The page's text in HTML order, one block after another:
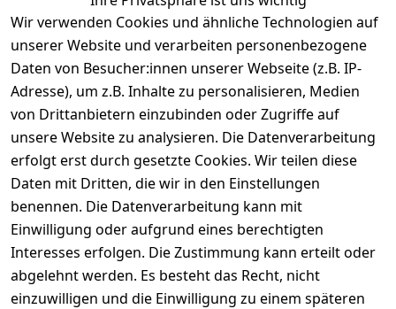
Wir verwenden Cookies und ähnliche Technologien auf
unserer Website und verarbeiten personenbezogene
Daten von Besucher:innen unserer Webseite (z.B. IP-
Adresse), um z.B. Inhalte zu personalisieren, Medien
von Drittanbietern einzubinden oder Zugriffe auf
unsere Website zu analysieren. Die Datenverarbeitung
erfolgt erst durch gesetzte Cookies. Wir teilen diese
Daten mit Dritten, die wir in den Einstellungen
benennen. Die Datenverarbeitung kann mit
Einwilligung oder aufgrund eines berechtigten
Interesses erfolgen. Die Zustimmung kann erteilt oder
abgelehnt werden. Es besteht das Recht, nicht
einzuwilligen und die Einwilligung zu einem späteren
Bei uns findest Du das richtige Fahrgefühl. Auf über
2.400 m² bieten wir Dir die beste Beratung zu
Kinderfahrrädern über E-MTBs bis hin zu
Lastenfahrrädern und Elektrorollern.
EINKAUFEN
› Fahrrad Aachen
› Zahlungs- und Versandbedingungen